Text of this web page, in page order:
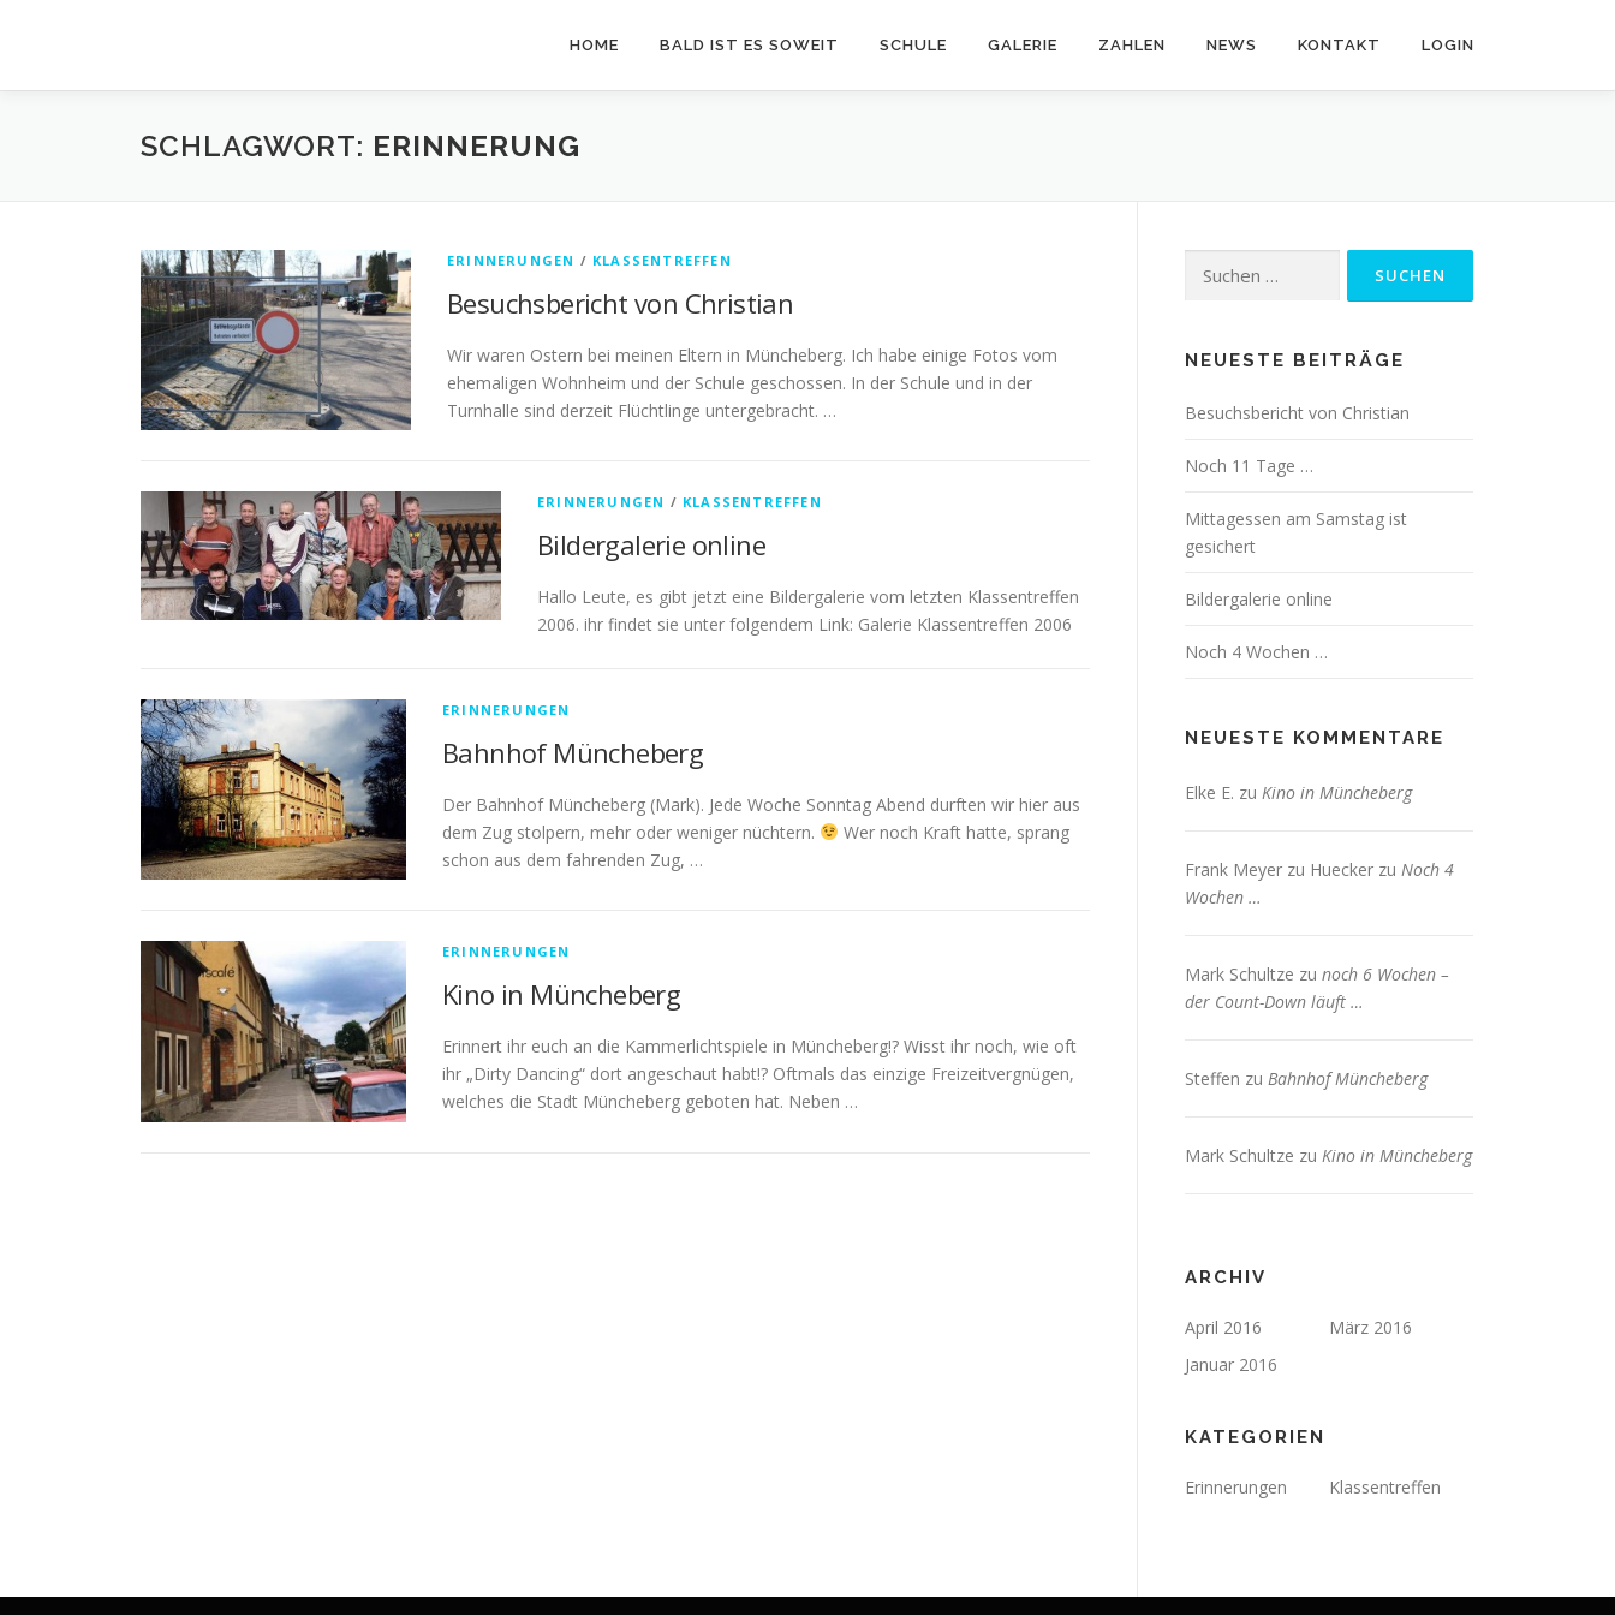
HOME BALD IST ES SOWEIT SCHULE GALERIE ZAHLEN NEWS KONTAKT LOGIN
SCHLAGWORT: ERINNERUNG
ERINNERUNGEN / KLASSENTREFFEN
Besuchsbericht von Christian
Wir waren Ostern bei meinen Eltern in Müncheberg. Ich habe einige Fotos vom
ehemaligen Wohnheim und der Schule geschossen. In der Schule und in der
Turnhalle sind derzeit Flüchtlinge untergebracht. …
ERINNERUNGEN / KLASSENTREFFEN
Bildergalerie online
Hallo Leute, es gibt jetzt eine Bildergalerie vom letzten Klassentreffen
2006. ihr findet sie unter folgendem Link: Galerie Klassentreffen 2006
ERINNERUNGEN
Bahnhof Müncheberg
Der Bahnhof Müncheberg (Mark). Jede Woche Sonntag Abend durften wir hier aus
dem Zug stolpern, mehr oder weniger nüchtern.
Wer noch Kraft hatte, sprang
schon aus dem fahrenden Zug, …
ERINNERUNGEN
Kino in Müncheberg
Erinnert ihr euch an die Kammerlichtspiele in Müncheberg!? Wisst ihr noch, wie oft
ihr „Dirty Dancing“ dort angeschaut habt!? Oftmals das einzige Freizeitvergnügen,
welches die Stadt Müncheberg geboten hat. Neben …
nach:
NEUESTE BEITRÄGE
Besuchsbericht von Christian
Noch 11 Tage …
Mittagessen am Samstag ist
gesichert
Bildergalerie online
Noch 4 Wochen …
NEUESTE KOMMENTARE
Elke E. zu Kino in Müncheberg
Frank Meyer zu Huecker zu Noch 4
Wochen …
Mark Schultze zu noch 6 Wochen –
der Count-Down läuft …
Steffen zu Bahnhof Müncheberg
Mark Schultze zu Kino in Müncheberg
ARCHIV
April 2016
März 2016
Januar 2016
KATEGORIEN
Erinnerungen Klassentreffen